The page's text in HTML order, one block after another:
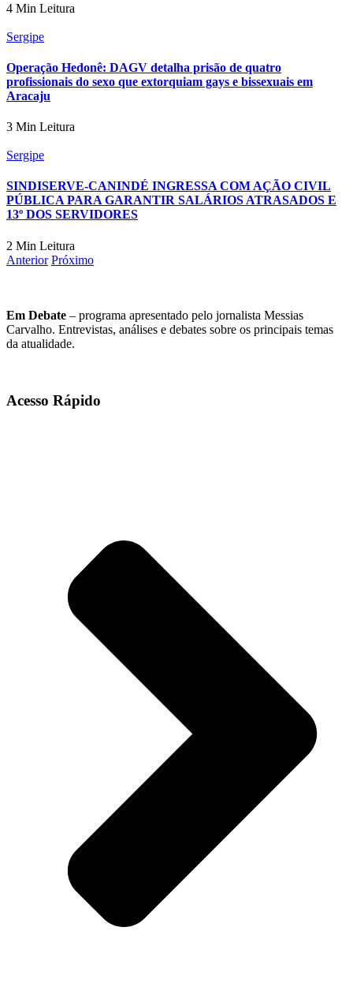
4 Min Leitura
Sergipe
Operação Hedonê: DAGV detalha prisão de quatro
profissionais do sexo que extorquiam gays e bissexuais em
Aracaju
3 Min Leitura
Sergipe
SINDISERVE-CANINDÉ INGRESSA COM AÇÃO CIVIL
PÚBLICA PARA GARANTIR SALÁRIOS ATRASADOS E
13º DOS SERVIDORES
2 Min Leitura
Anterior Próximo
Em Debate – programa apresentado pelo jornalista Messias
Carvalho. Entrevistas, análises e debates sobre os principais temas
da atualidade.
Acesso Rápido